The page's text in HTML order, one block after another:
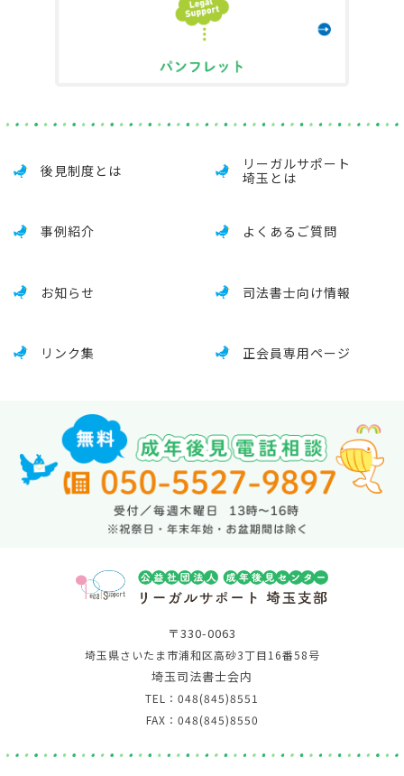
後見制度とは
リーガルサポート
埼玉とは
事例紹介 よくあるご質問
お知らせ 司法書士向け情報
リンク集 正会員専用ページ
〒330-0063
埼玉県さいたま市浦和区高砂3丁目16番58号
埼玉司法書士会内
TEL：048(845)8551
FAX：048(845)8550